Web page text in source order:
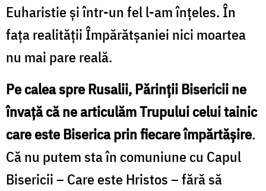
Euharistie și într-un fel l-am înțeles. În
fața realității Împărătșaniei nici moartea
nu mai pare reală.
Pe calea spre Rusalii, Părinții Bisericii ne
învață că ne articulăm Trupului celui tainic
care este Biserica prin fiecare împărtășire.
Că nu putem sta în comuniune cu Capul
Bisericii – Care este Hristos – fără să